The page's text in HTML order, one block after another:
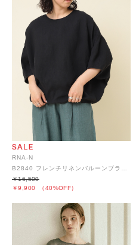
RNA-N
￥9,900 （40%OFF）
￥16,500